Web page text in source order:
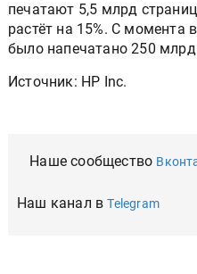
печатают 5,5 млрд
растёт на 15%. С момента
было напечатано 250 млрд
Источник: HP Inc.
Наше сообщество
Наш канал вTelegram